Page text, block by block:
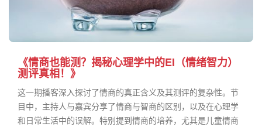
《情商也能测？揭秘心理学中的EI（情绪智力）
测评真相！》
这一期播客深入探讨了情商的真正含义及其测评的复杂性。节
目中，主持人与嘉宾分享了情商与智商的区别，以及在心理学
和日常生活中的误解。特别提到情商的培养，尤其是儿童情商